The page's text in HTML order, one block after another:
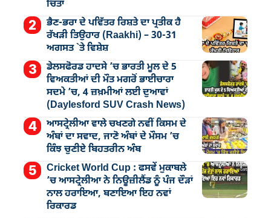
ਚਿੰਤਾ
ਭੈਣ-ਭਰਾ ਦੇ ਪਵਿੱਤਰ ਰਿਸ਼ਤੇ ਦਾ ਪ੍ਰਤੀਕ ਹੈ
ਰੱਖੜੀ ਤਿਉਹਾਰ (Raakhi) – 30-31
ਅਗਸਤ `ਤੇ ਵਿਸ਼ੇਸ਼
ਡੇਲਸਫੋਰਡ ਹਾਦਸੇ ’ਚ ਭਾਰਤੀ ਮੂਲ ਦੇ 5
ਵਿਅਕਤੀਆਂ ਦੀ ਮੌਤ ਮਗਰੋਂ ਭਾਈਚਾਰਾ
ਸਦਮੇ ’ਚ, 4 ਜ਼ਖ਼ਮੀਆਂ ਲਈ ਦੁਆਵਾਂ
(Daylesford SUV Crash News)
ਆਸਟ੍ਰੇਲੀਆ ਵਾਲੇ ਚਖਣਗੇ ਨਵੀਂ ਕਿਸਮ ਦੇ
ਅੰਬਾਂ ਦਾ ਸਵਾਦ, ਜਾਣੋ ਅੰਬਾਂ ਦੇ ਮੌਸਮ ’ਚ
ਕਿੰਝ ਚੁਣੀਏ ਬਿਹਤਰੀਨ ਅੰਬ
Cricket World Cup : ਫਸਵੇਂ ਮੁਕਾਬਲੇ
’ਚ ਆਸਟ੍ਰੇਲੀਆ ਨੇ ਨਿਊਜ਼ੀਲੈਂਡ ਨੂੰ ਪੰਜ ਦੌੜਾਂ
ਨਾਲ ਹਰਾਇਆ, ਬਣਾਇਆ ਇਹ ਨਵਾਂ
ਰਿਕਾਰਡ